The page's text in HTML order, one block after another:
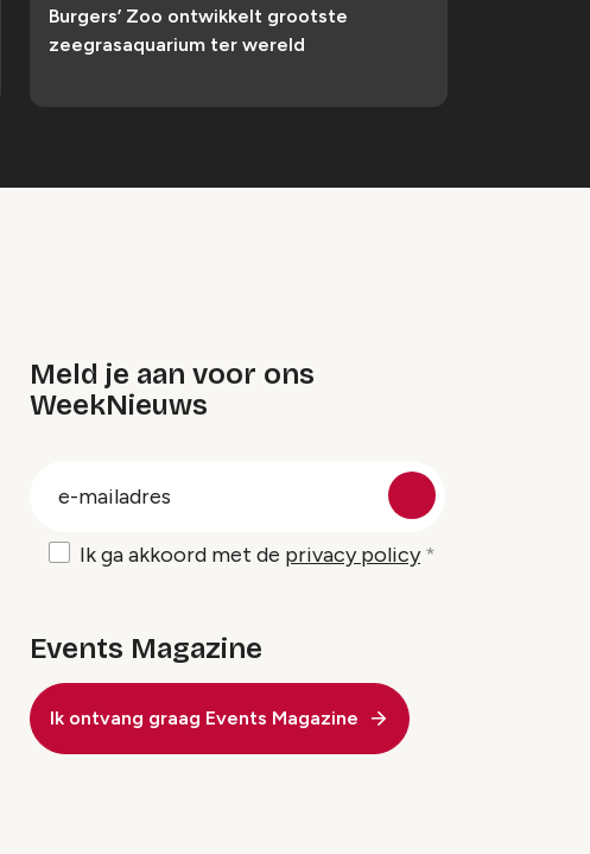
Burgers’ Zoo ontwikkelt grootste
zeegrasaquarium ter wereld
Meld je aan voor ons
WeekNieuws
Ik ga akkoord met de privacy policy
Events Magazine
Ik ontvang graag Events Magazine